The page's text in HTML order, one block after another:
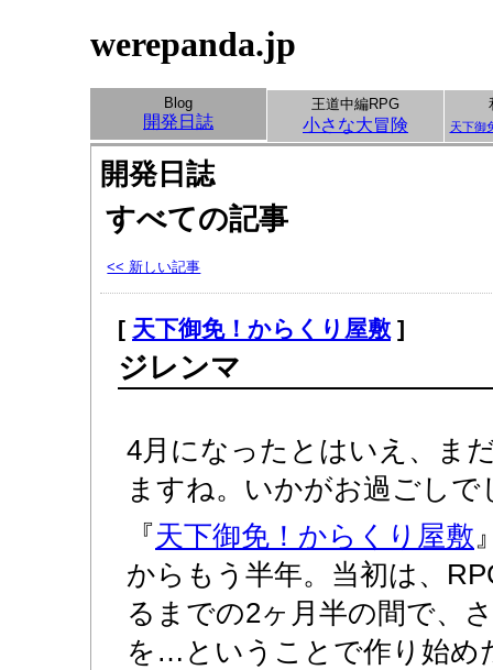
werepanda.jp
Blog
開発日誌
王道中編RPG
小さな大冒険 天下御
開発日誌
すべての記事
<< 新しい記事
[ 天下御免！からくり屋敷 ]
ジレンマ
4月になったとはいえ、ま
ますね。いかがお過ごしで
『天下御免！からくり屋敷
からもう半年。当初は、
るまでの2ヶ月半の間で、
を…ということで作り始め